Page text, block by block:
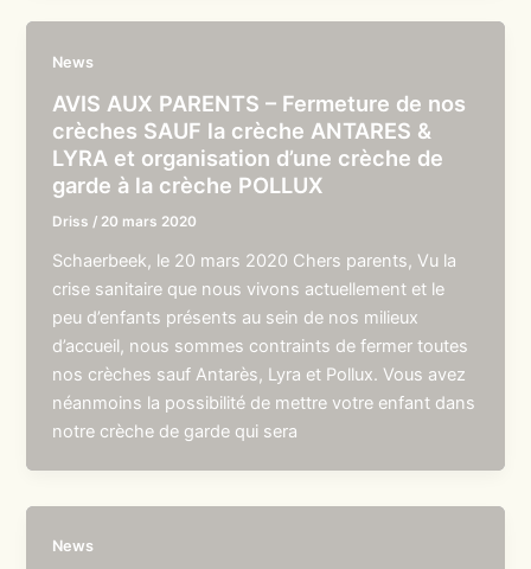
News
AVIS AUX PARENTS – Fermeture de nos
crèches SAUF la crèche ANTARES &
LYRA et organisation d’une crèche de
garde à la crèche POLLUX
Driss / 20 mars 2020
Schaerbeek, le 20 mars 2020 Chers parents, Vu la
crise sanitaire que nous vivons actuellement et le
peu d’enfants présents au sein de nos milieux
d’accueil, nous sommes contraints de fermer toutes
nos crèches sauf Antarès, Lyra et Pollux. Vous avez
néanmoins la possibilité de mettre votre enfant dans
notre crèche de garde qui sera
News